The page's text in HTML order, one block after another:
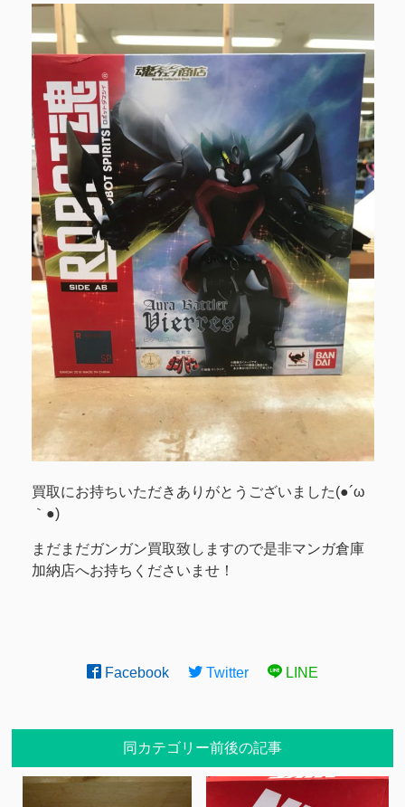
買取にお持ちいただきありがとうございました(●´ω
｀●)
まだまだガンガン買取致しますので是非マンガ倉庫
加納店へお持ちくださいませ！
Facebook Twitter LINE
同カテゴリー前後の記事